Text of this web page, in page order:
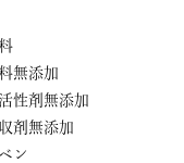
無添加
性剤無添加
剤無添加
ン